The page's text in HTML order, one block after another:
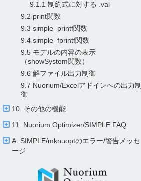
9.1.1 制約式に対する .val
9.2 print関数
9.3 simple_printf関数
9.4 simple_fprintf関数
9.5 モデルの内容の表示
（showSystem関数）
9.6 解ファイル出力制御
9.7 Nuorium/​Excelアドインへの出力制
御
10. その他の機能
11. Nuorium Optimizer/​SIMPLE FAQ
A. SIMPLE/​mknuoptのエラー/​警告メッセ
ージ